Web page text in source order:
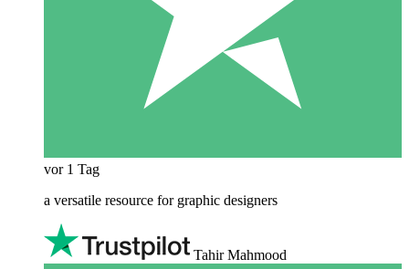
vor 1 Tag
a versatile resource for graphic designers
Tahir Mahmood